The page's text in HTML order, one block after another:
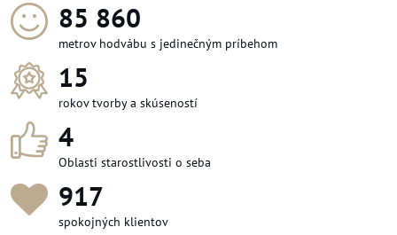
97 308
metrov hodvábu s jedinečným príbehom
15
rokov tvorby a skúseností
4
Oblasti starostlivosti o seba
1 043
spokojných klientov